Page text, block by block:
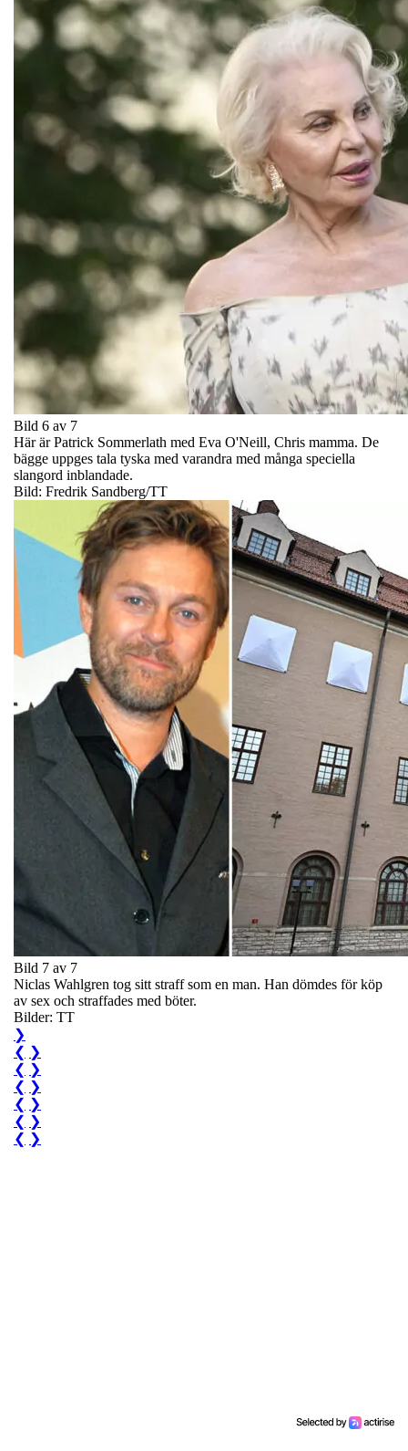
Bild 6 av 7
Här är Patrick Sommerlath med Eva O'Neill, Chris mamma. De
bägge uppges tala tyska med varandra med många speciella
slangord inblandade.
Bild: Fredrik Sandberg/TT
Bild 7 av 7
Niclas Wahlgren tog sitt straff som en man. Han dömdes för köp
av sex och straffades med böter.
Bilder: TT
❯
❮ ❯
❮ ❯
❮ ❯
❮ ❯
❮ ❯
❮ ❯